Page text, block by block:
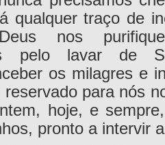
qualquer traço de
nos
pelo lavar de
os milagres e
para nós
hoje, e
pronto a intervir